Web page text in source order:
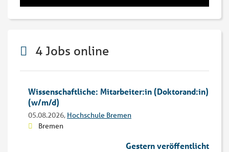
4 Jobs online
Wissenschaftliche: Mitarbeiter:in (Doktorand:in)
(w/m/d)
05.08.2026, Hochschule Bremen
Bremen
Gestern veröffentlicht